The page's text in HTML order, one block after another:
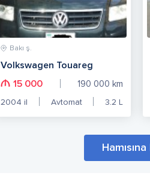
Bakı ş.
Volkswagen Touareg
15 000
190 000 km
2004 il Avtomat 3.2 L